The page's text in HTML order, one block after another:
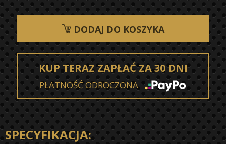
DODAJ DO KOSZYKA
KUP TERAZ ZAPŁAĆ ZA 30 DNI
PŁATNOŚĆ ODROCZONA
SPECYFIKACJA: